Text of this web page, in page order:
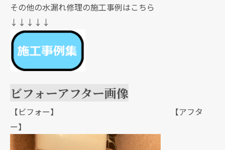
その他の水漏れ修理の施工事例はこちら
↓↓↓↓↓
ビフォーアフター画像
【ビフォー】 【アフタ
ー】